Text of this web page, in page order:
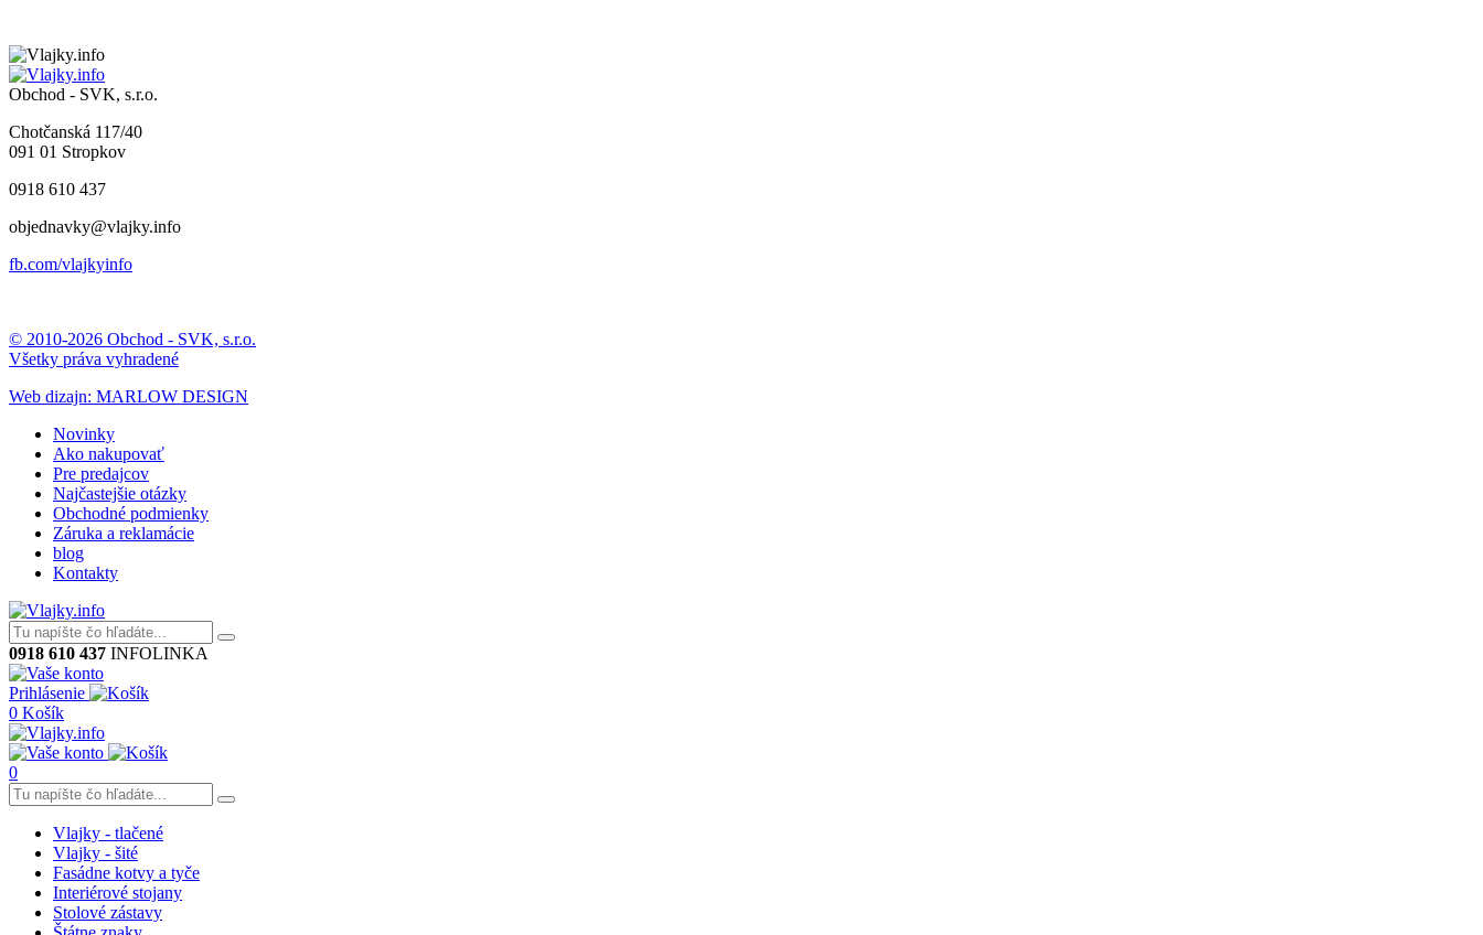
Obchod - SVK, s.r.o.
Chotčanská 117/40
091 01 Stropkov
0918 610 437
objednavky@vlajky.info
fb.com/vlajkyinfo
© 2010-2026 Obchod - SVK, s.r.o.
Všetky práva vyhradené
Web dizajn: MARLOW DESIGN
Novinky
Ako nakupovať
Pre predajcov
Najčastejšie otázky
Obchodné podmienky
Záruka a reklamácie
blog
Kontakty
0918 610 437 INFOLINKA
Prihlásenie
0 Košík
0
Vlajky - tlačené
Vlajky - šité
Fasádne kotvy a tyče
Interiérové stojany
Stolové zástavy